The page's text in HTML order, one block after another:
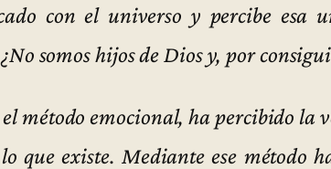
con el universo y percibe esa
somos hijos de Dios y, por
método emocional, ha percibido la
que existe. Mediante ese método